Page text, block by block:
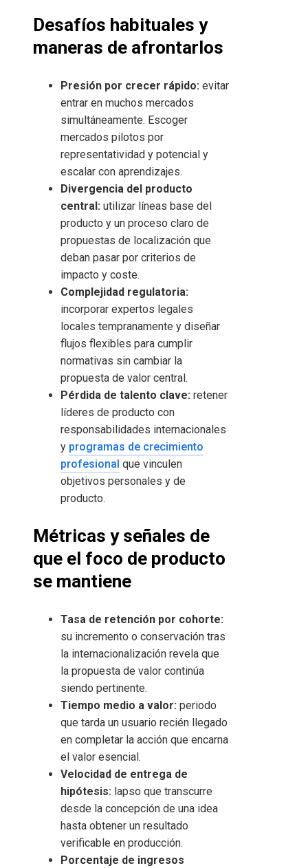
Desafíos habituales y
maneras de afrontarlos
Presión por crecer rápido: evitar
entrar en muchos mercados
simultáneamente. Escoger
mercados pilotos por
representatividad y potencial y
escalar con aprendizajes.
Divergencia del producto
central: utilizar líneas base del
producto y un proceso claro de
propuestas de localización que
deban pasar por criterios de
impacto y coste.
Complejidad regulatoria:
incorporar expertos legales
locales tempranamente y diseñar
flujos flexibles para cumplir
normativas sin cambiar la
propuesta de valor central.
Pérdida de talento clave: retener
líderes de producto con
responsabilidades internacionales
y programas de crecimiento
profesional que vinculen
objetivos personales y de
producto.
Métricas y señales de
que el foco de producto
se mantiene
Tasa de retención por cohorte:
su incremento o conservación tras
la internacionalización revela que
la propuesta de valor continúa
siendo pertinente.
Tiempo medio a valor: periodo
que tarda un usuario recién llegado
en completar la acción que encarna
el valor esencial.
Velocidad de entrega de
hipótesis: lapso que transcurre
desde la concepción de una idea
hasta obtener un resultado
verificable en producción.
Porcentaje de ingresos